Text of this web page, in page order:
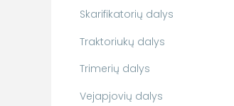
Skarifikatorių dalys
Traktoriukų dalys
Trimerių dalys
Vejapjovių dalys